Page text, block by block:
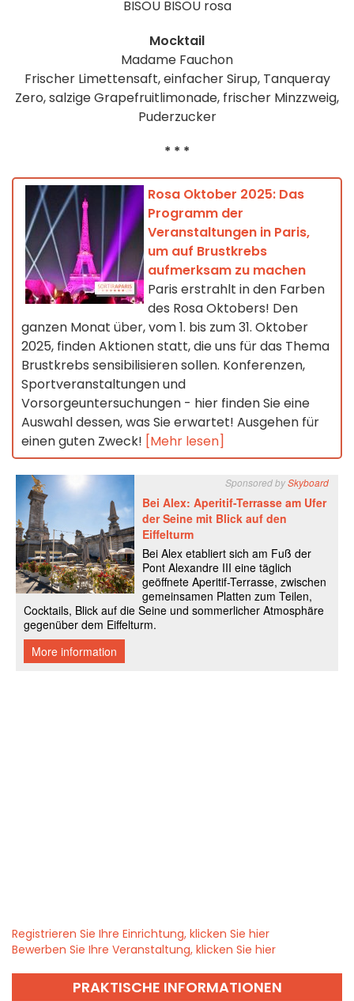
BISOU BISOU rosa
Mocktail
Madame Fauchon
Frischer Limettensaft, einfacher Sirup, Tanqueray
Zero, salzige Grapefruitlimonade, frischer Minzzweig,
Puderzucker
* * *
Rosa Oktober 2025: Das
Programm der
Veranstaltungen in Paris,
um auf Brustkrebs
aufmerksam zu machen
Paris erstrahlt in den Farben
des Rosa Oktobers! Den
ganzen Monat über, vom 1. bis zum 31. Oktober
2025, finden Aktionen statt, die uns für das Thema
Brustkrebs sensibilisieren sollen. Konferenzen,
Sportveranstaltungen und
Vorsorgeuntersuchungen - hier finden Sie eine
Auswahl dessen, was Sie erwartet! Ausgehen für
einen guten Zweck! [Mehr lesen]
Registrieren Sie Ihre Einrichtung, klicken Sie hier
Bewerben Sie Ihre Veranstaltung, klicken Sie hier
PRAKTISCHE INFORMATIONEN